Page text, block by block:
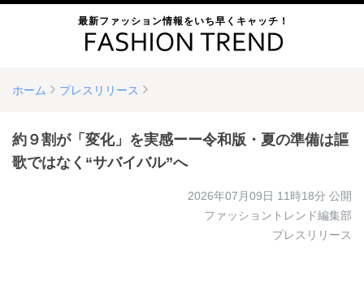
最新ファッション情報をいち早くキャッチ！
ホーム プレスリリース
約９割が「変化」を実感ーー令和版・夏の準備は謳
歌ではなく“サバイバル”へ
2026年07月09日 11時18分 公開
ファッショントレンド編集部
プレスリリース